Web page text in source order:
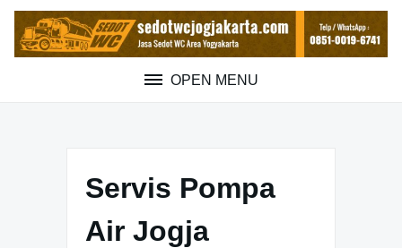
Skip
content
OPEN MENU
Servis Pompa
Air Jogja